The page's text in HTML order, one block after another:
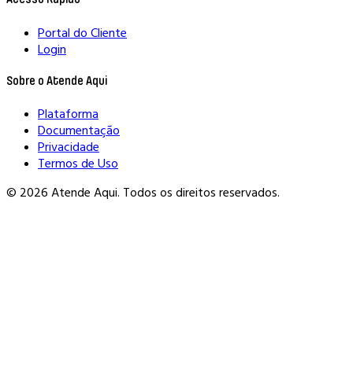
Portal do Cliente
Login
Sobre o Atende Aqui
Plataforma
Documentação
Privacidade
Termos de Uso
© 2026 Atende Aqui. Todos os direitos reservados.